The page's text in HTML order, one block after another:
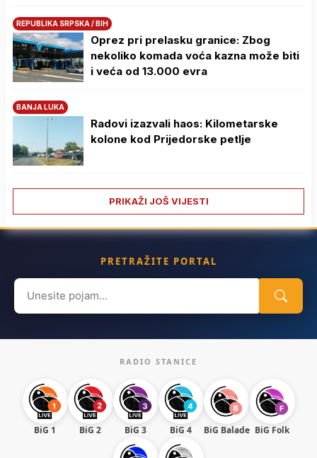
REPUBLIKA SRPSKA / BIH
Oprez pri prelasku granice: Zbog
nekoliko komada voća kazna može biti
i veća od 13.000 evra
BANJA LUKA
Radovi izazvali haos: Kilometarske
kolone kod Prijedorske petlje
PRIKAŽI JOŠ VIJESTI
PRETRAŽITE PORTAL
Search
for:
RADIO STANICE
BiG 1 BiG 2 BiG 3 BiG 4 BiG Balade BiG Folk